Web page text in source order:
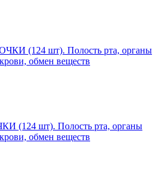
(124 шт). Полость рта, органы
обмен веществ